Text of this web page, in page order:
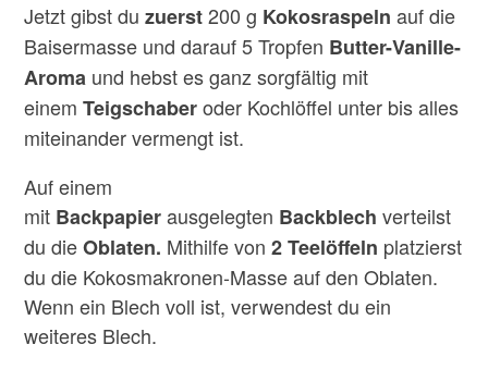
Jetzt gibst duzuerst200 g Kokosraspeln auf die
Baisermasse und darauf 5 Tropfen Butter-Vanille-
Aroma und hebst es ganz sorgfältig mit
einemTeigschaberoder Kochlöffel unter bis alles
miteinander vermengt ist.
Auf einem
mit Backpapierausgelegten Backblech verteilst
du dieOblaten. Mithilfe von2 Teelöffeln platzierst
du die Kokosmakronen-Masse auf den Oblaten.
Wenn ein Blech voll ist, verwendest du ein
weiteres Blech.